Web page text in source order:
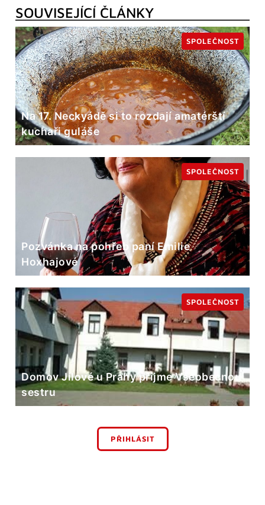
SOUVISEJÍCÍ ČLÁNKY
Na 17. Neckyádě si to rozdají amatérští
kuchaři guláše
SPOLEČNOST
Pozvánka na pohřeb paní Emilie
Hoxhajové
SPOLEČNOST
Domov Jílové u Prahy přijme Všeobecnou
sestru
SPOLEČNOST
PŘIHLÁSIT